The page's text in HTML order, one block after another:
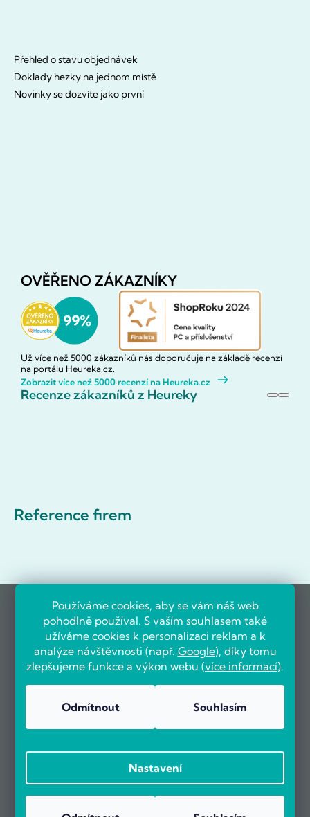
Používáme cookies, aby se vám náš web
pohodlně používal. S vaším souhlasem také
užíváme cookies k personalizaci reklam a k
analýze návštěvnosti (např. Google), díky tomu
zlepšujeme funkce a výkon webu (více informací).
Odmítnout Souhlasím
Nastavení
Přehled o stavu objednávek
Doklady hezky na jednom místě
Novinky se dozvíte jako první
OVĚŘENO ZÁKAZNÍKY
Už více než 5000 zákazníků nás doporučuje na základě recenzí
na portálu Heureka.cz.
Zobrazit více než 5000 recenzí na Heureka.cz
Recenze zákazníků z Heureky
Reference firem